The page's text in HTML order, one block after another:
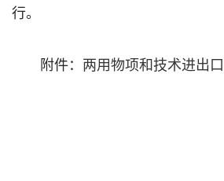
行。
附件： 两用物项和技术进出